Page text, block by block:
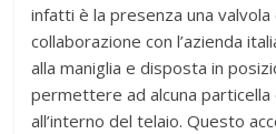
infatti è la presenza una
collaborazione con l’azienda
alla maniglia e disposta in
permettere ad alcuna particella
all’interno del telaio. Questo